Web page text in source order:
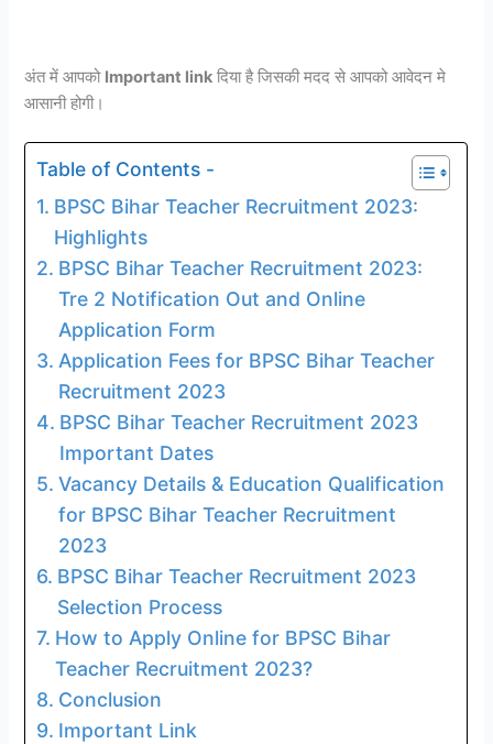
अंत में आपको Important link दिया है जिसकी मदद से आपको आवेदन मे
आसानी होगी।
Table of Contents -
BPSC Bihar Teacher Recruitment 2023:
Highlights
BPSC Bihar Teacher Recruitment 2023:
Tre 2 Notification Out and Online
Application Form
Application Fees for BPSC Bihar Teacher
Recruitment 2023
BPSC Bihar Teacher Recruitment 2023
Important Dates
Vacancy Details & Education Qualification
for BPSC Bihar Teacher Recruitment
2023
BPSC Bihar Teacher Recruitment 2023
Selection Process
How to Apply Online for BPSC Bihar
Teacher Recruitment 2023?
Conclusion
Important Link